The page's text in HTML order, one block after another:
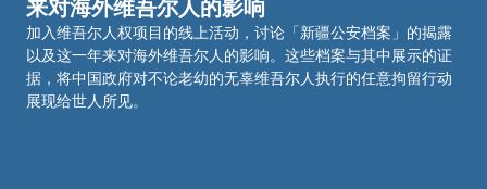
来对海外维吾尔人的影响
加入维吾尔人权项目的线上活动，讨论「新疆公安档案」的揭露
以及这一年来对海外维吾尔人的影响。这些档案与其中展示的证
据，将中国政府对不论老幼的无辜维吾尔人执行的任意拘留行动
展现给世人所见。